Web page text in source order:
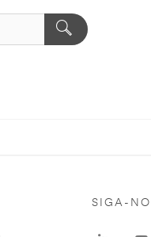
SIGA-